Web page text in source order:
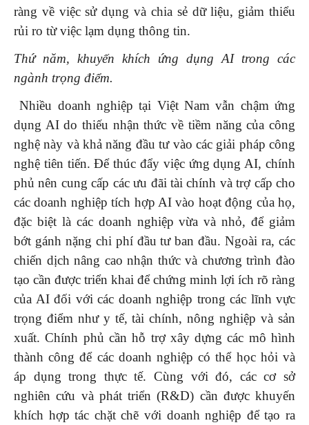
ràng về việc sử dụng và chia sẻ dữ liệu, giảm thiểu
rủi ro từ việc lạm dụng thông tin.
Thứ năm, khuyến khích ứng dụng AI trong các
ngành trọng điểm.
Nhiều doanh nghiệp tại Việt Nam vẫn chậm ứng
dụng AI do thiếu nhận thức về tiềm năng của công
nghệ này và khả năng đầu tư vào các giải pháp công
nghệ tiên tiến. Để thúc đẩy việc ứng dụng AI, chính
phủ nên cung cấp các ưu đãi tài chính và trợ cấp cho
các doanh nghiệp tích hợp AI vào hoạt động của họ,
đặc biệt là các doanh nghiệp vừa và nhỏ, để giảm
bớt gánh nặng chi phí đầu tư ban đầu. Ngoài ra, các
chiến dịch nâng cao nhận thức và chương trình đào
tạo cần được triển khai để chứng minh lợi ích rõ ràng
của AI đối với các doanh nghiệp trong các lĩnh vực
trọng điểm như y tế, tài chính, nông nghiệp và sản
xuất. Chính phủ cần hỗ trợ xây dựng các mô hình
thành công để các doanh nghiệp có thể học hỏi và
áp dụng trong thực tế. Cùng với đó, các cơ sở
nghiên cứu và phát triển (R&D) cần được khuyến
khích hợp tác chặt chẽ với doanh nghiệp để tạo ra